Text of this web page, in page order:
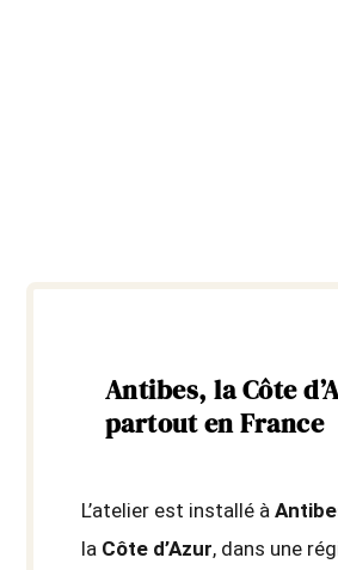
Antibes, la Côte
partout en France
L’atelier est installé à
la Côte d’Azur, dans une